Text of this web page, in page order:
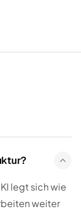
legt sich wie
weiter